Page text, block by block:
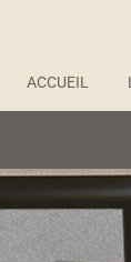
ACCUEIL